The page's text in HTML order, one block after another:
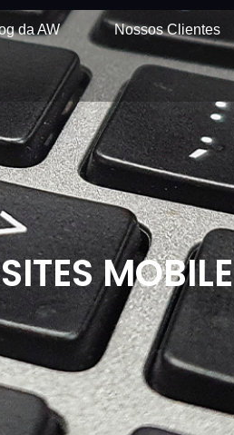
da AW Nossos Clientes
MOBILE